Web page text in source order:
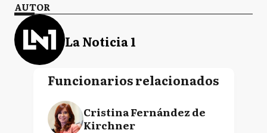
AUTOR
La Noticia 1
Funcionarios relacionados
Cristina Fernández de
Kirchner